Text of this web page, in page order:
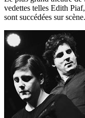
vedettes telles Edith
sont succédées sur scène.